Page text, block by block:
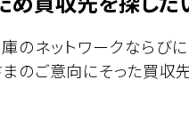
のネットワークならび
まのご意向にそった買収